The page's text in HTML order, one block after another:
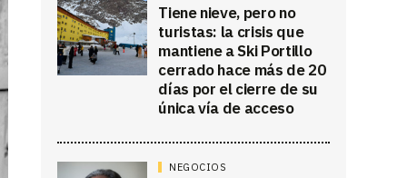
Tiene nieve, pero no
turistas: la crisis que
mantiene a Ski Portillo
cerrado hace más de 20
días por el cierre de su
única vía de acceso
NEGOCIOS